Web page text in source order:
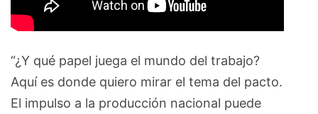
“¿Y qué papel juega el mundo del trabajo?
Aquí es donde quiero mirar el tema del pacto.
El impulso a la producción nacional puede